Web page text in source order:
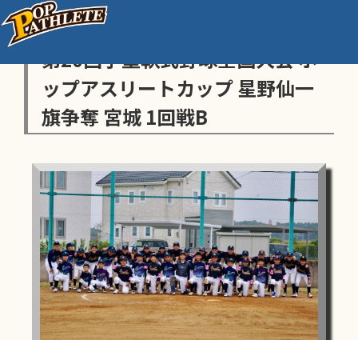
センス・トラストトーナメント
第20回学童軟式野球全国大会 ポ
ップアスリートカップ 星野仙一
旗争奪 宮城 1回戦B